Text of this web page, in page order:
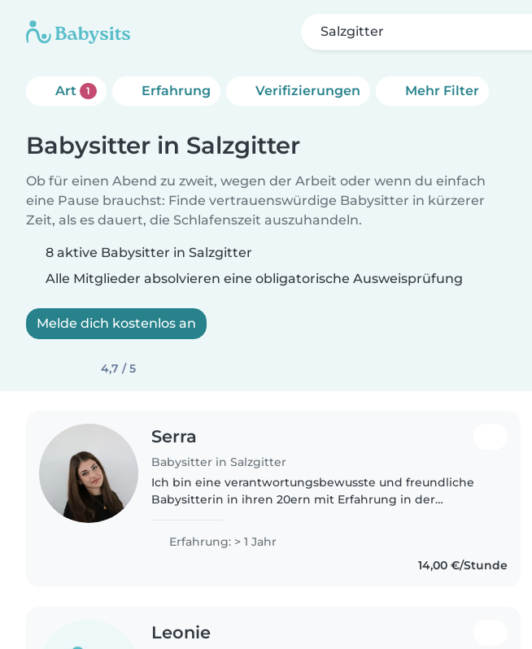
Salzgitter
Art 1 Erfahrung Verifizierungen Mehr Filter
Babysitter in Salzgitter
Ob für einen Abend zu zweit, wegen der Arbeit oder wenn du einfach
eine Pause brauchst: Finde vertrauenswürdige Babysitter in kürzerer
Zeit, als es dauert, die Schlafenszeit auszuhandeln.
8 aktive Babysitter in Salzgitter
Alle Mitglieder absolvieren eine obligatorische Ausweisprüfung
Melde dich kostenlos an
4,7 / 5
Serra
Babysitter in Salzgitter
Ich bin eine verantwortungsbewusste und freundliche
Babysitterin in ihren 20ern mit Erfahrung in der
Teenageralter. Als Lehramtsstudentin..
Erfahrung: > 1 Jahr
14,00 €/Stunde
Leonie